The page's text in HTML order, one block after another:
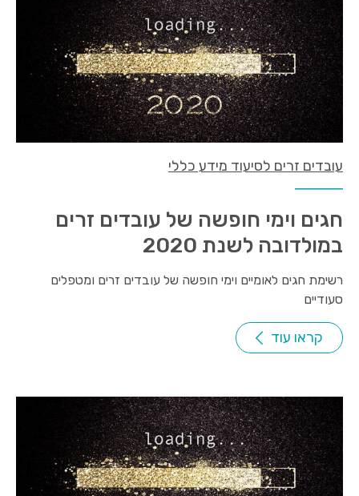
עובדים זרים לסיעוד מידע כללי
חגים וימי חופשה של עובדים זרים
במולדובה לשנת 2020
רשימת חגים לאומיים וימי חופשה של עובדים זרים ומטפלים
סעודיים
קראו עוד